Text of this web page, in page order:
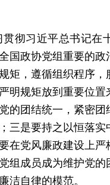
彻习近平总书记在
国政协党组重要的政
矩，遵循组织程序，
明规矩放到重要位置
的团结统一，紧密团
三是要持之以恒落实
在党风廉政建设上
组成员成为维护党
洁自律的模范。